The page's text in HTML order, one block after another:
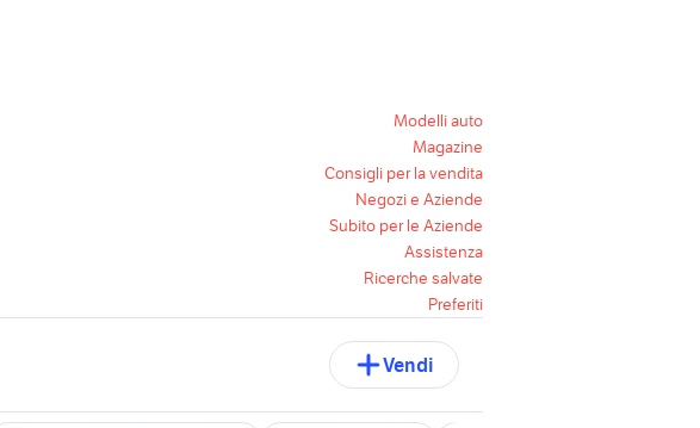
Modelli auto
Magazine
Consigli per la vendita
Negozi e Aziende
Subito per le Aziende
Assistenza
Ricerche salvate
Preferiti
Vendi